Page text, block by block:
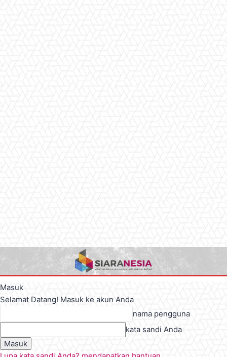
Masuk
Selamat Datang! Masuk ke akun Anda
nama pengguna
kata sandi Anda